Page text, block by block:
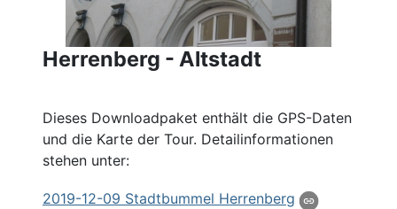
Herrenberg - Altstadt
Dieses Downloadpaket enthält die GPS-Daten
und die Karte der Tour. Detailinformationen
stehen unter:
2019-12-09 Stadtbummel Herrenberg